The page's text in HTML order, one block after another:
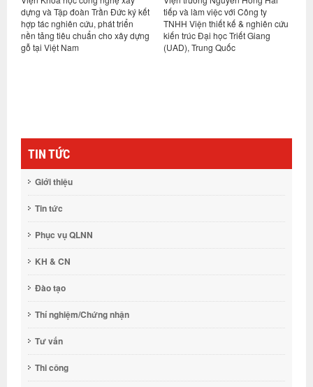
dựng và Tập đoàn Trần Đức ký kết
hợp tác nghiên cứu, phát triển
nền tảng tiêu chuẩn cho xây dựng
gỗ tại Việt Nam
tiếp và làm việc với Công ty
TNHH Viện thiết kế & nghiên cứu
kiến trúc Đại học Triết Giang
(UAD), Trung Quốc
TIN TỨC
Giới thiệu
Tin tức
Phục vụ QLNN
KH & CN
Đào tạo
Thí nghiệm/Chứng nhận
Tư vấn
Thi công